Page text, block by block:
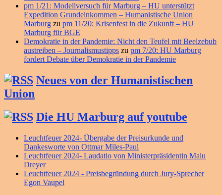
pm 1/21: Modellversuch für Marburg – HU unterstützt
Expedition Grundeinkommen – Humanistische Union
Marburg zu pm 11/20: Krisenfest in die Zukunft – HU
Marburg für BGE
Demokratie in der Pandemie: Nicht den Teufel mit Beelzebub
austreiben – Journalismustipps zu pm 7/20: HU Marburg
fordert Debate über Demokratie in der Pandemie
Neues von der Humanistischen
Union
Die HU Marburg auf youtube
Leuchtfeuer 2024- Übergabe der Preisurkunde und
Dankesworte von Ottmar Miles-Paul
Leuchtfeuer 2024- Laudatio von Ministerpräsidentin Malu
Dreyer
Leuchtfeuer 2024 - Preisbegründung durch Jury-Sprecher
Egon Vaupel